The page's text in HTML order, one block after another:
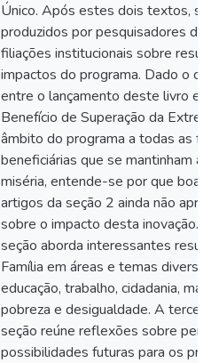
Único. Após estes dois textos,
produzidos por pesquisadores
filiações institucionais sobre
impactos do programa. Dado o
entre o lançamento deste livro e
Benefício de Superação da
âmbito do programa a todas as
beneficiárias que se mantinham
miséria, entende-se por que boa
artigos da seção 2 ainda não
sobre o impacto desta inovação.
seção aborda interessantes
Família em áreas e temas
educação, trabalho, cidadania,
pobreza e desigualdade. A
seção reúne reflexões sobre
possibilidades futuras para os